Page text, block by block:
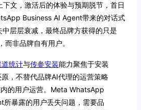
文，激活后的体验与预期脱节，首日
Business AI Agent带来的对话式
层层衰减，最终品牌方获得的只是
非品牌自有用户。
统计与传参安装能力聚焦于安装
，不替代品牌AI代理的运营策略
的用户运营。Meta WhatsApp
所暴露的用户丢失问题，需要品